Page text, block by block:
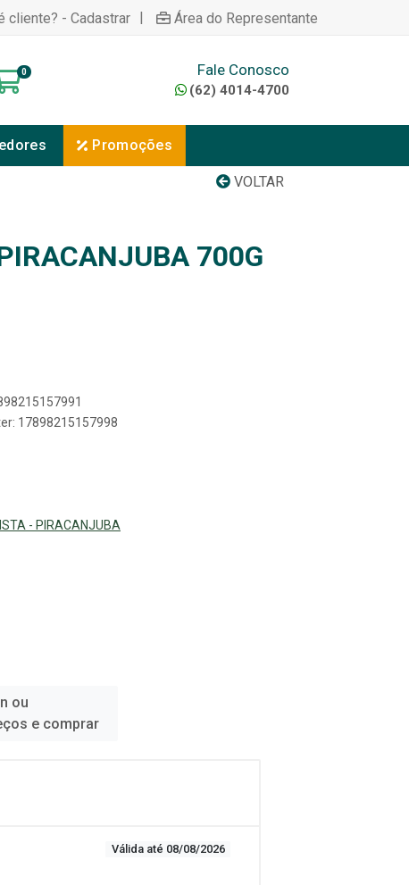
cliente? - Cadastrar | Área do Representante
0 Fale Conosco
(62) 4014-4700
Promoções
VOLTAR
700G
17898215157998
- PIRACANJUBA
ou
e comprar
Válida até 08/08/2026